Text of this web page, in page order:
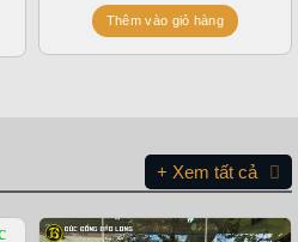
Thêm vào giỏ hàng
+ Xem tất cả